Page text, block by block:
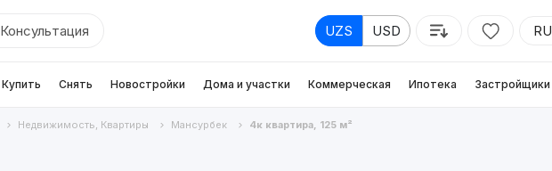
Консультация UZS USD RU
Купить Снять Новостройки Дома и участки Коммерческая Ипотека Застройщики
Недвижимость, Квартиры Мансурбек 4к квартира, 125 м²